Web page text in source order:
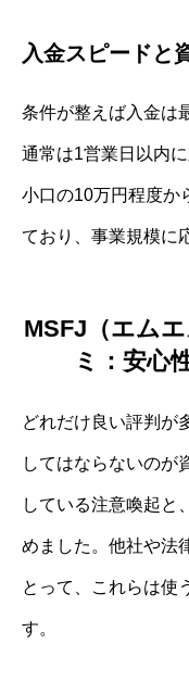
入金スピードと
条件が整えば入金は
通常は1営業日以内
小口の10万円程度か
ており、事業規模に
MSFJ（エム
ミ：安心
どれだけ良い評判が
してはならないのが
している注意喚起と
めました。他社や法
とって、これらは使
す。